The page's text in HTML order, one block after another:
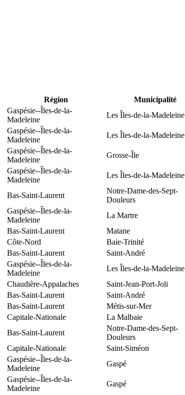
Région Municipalité
Gaspésie--Îles-de-la-
Madeleine
Les Îles-de-la-Madeleine
Gaspésie--Îles-de-la-
Madeleine
Les Îles-de-la-Madeleine
Gaspésie--Îles-de-la-
Madeleine
Grosse-Île
Gaspésie--Îles-de-la-
Madeleine
Les Îles-de-la-Madeleine
Bas-Saint-Laurent
Notre-Dame-des-Sept-
Douleurs
Gaspésie--Îles-de-la-
Madeleine
La Martre
Bas-Saint-Laurent
Matane
Côte-Nord
Baie-Trinité
Bas-Saint-Laurent
Saint-André
Gaspésie--Îles-de-la-
Madeleine
Les Îles-de-la-Madeleine
Chaudière-Appalaches
Saint-Jean-Port-Joli
Bas-Saint-Laurent
Saint-André
Bas-Saint-Laurent
Métis-sur-Mer
Capitale-Nationale
La Malbaie
Bas-Saint-Laurent
Notre-Dame-des-Sept-
Douleurs
Capitale-Nationale
Saint-Siméon
Gaspésie--Îles-de-la-
Madeleine
Gaspé
Gaspésie--Îles-de-la-
Madeleine
Gaspé